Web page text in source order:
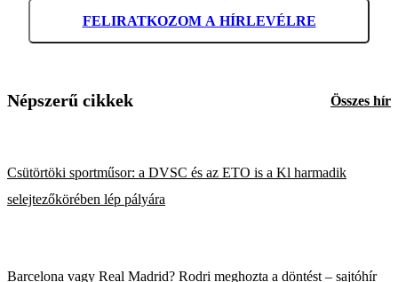
FELIRATKOZOM A HÍRLEVÉLRE
Népszerű cikkek Összes hír
Csütörtöki sportműsor: a DVSC és az ETO is a Kl harmadik
selejtezőkörében lép pályára
Barcelona vagy Real Madrid? Rodri meghozta a döntést – sajtóhír